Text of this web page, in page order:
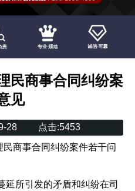
民商事合同纠纷案
见
28 点击:5453
事合同纠纷案件若干问
所引发的矛盾和纠纷在司